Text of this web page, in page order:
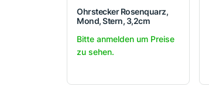
Ohrstecker Rosenquarz,
Mond, Stern, 3,2cm
Bitte anmelden um Preise
zu sehen.